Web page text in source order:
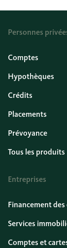
Personnes
Comptes
Hypothèques
Crédits
Placements
Prévoyance
Tous les produits
Entreprises
Financement
Services
Comptes et